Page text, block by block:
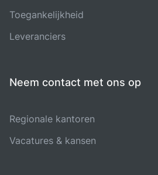
Toegankelijkheid
Leveranciers
Neem contact met ons op
Regionale kantoren
Vacatures & kansen